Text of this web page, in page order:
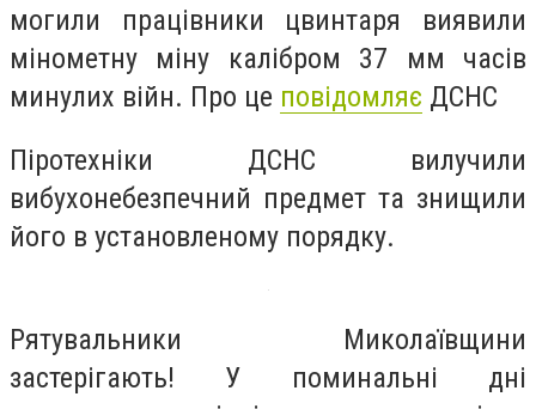
могили працівники цвинтаря виявили
мінометну міну калібром 37 мм часів
минулих війн. Про це повідомляє ДСНС
Піротехніки ДСНС вилучили
вибухонебезпечний предмет та знищили
його в установленому порядку.
Рятувальники Миколаївщини
застерігають! У поминальні дні